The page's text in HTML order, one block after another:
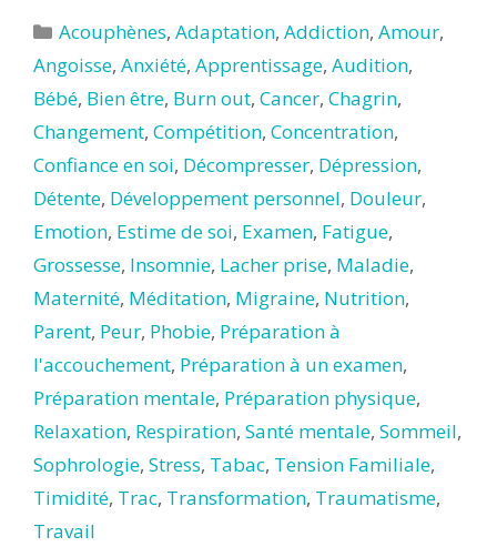
Catégories
Acouphènes,Adaptation,Addiction,Amour,
Angoisse, Anxiété, Apprentissage, Audition,
Bébé, Bien être, Burn out, Cancer, Chagrin,
Changement, Compétition, Concentration,
Confiance en soi, Décompresser, Dépression,
Détente, Développement personnel, Douleur,
Emotion, Estime de soi, Examen, Fatigue,
Grossesse, Insomnie, Lacher prise, Maladie,
Maternité, Méditation, Migraine, Nutrition,
Parent, Peur, Phobie, Préparation à
l'accouchement, Préparation à un examen,
Préparation mentale, Préparation physique,
Relaxation, Respiration, Santé mentale, Sommeil,
Sophrologie, Stress, Tabac, Tension Familiale,
Timidité, Trac, Transformation, Traumatisme,
Travail